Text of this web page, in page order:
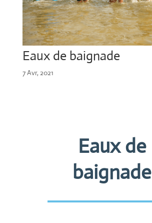
Eaux de baignade
7 Avr, 2021
Eaux de
baignade